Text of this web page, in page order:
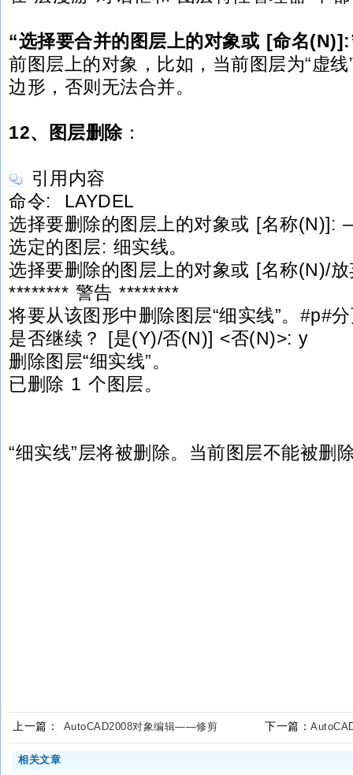
“选择要合并的图层上的对象或 [命名
前图层上的对象，比如，当前图层为“虚
边形，否则无法合并。
12、图层删除：
引用内容
命令: LAYDEL
选择要删除的图层上的对象或 [名称
选定的图层: 细实线。
选择要删除的图层上的对象或 [名称(N)/
******** 警告 ********
将要从该图形中删除图层“细实线”。#p#
是否继续？ [是(Y)/否(N)] <否(N)>: y
删除图层“细实线”。
已删除 1 个图层。
“细实线”层将被删除。当前图层不能被删
上一篇： AutoCAD2008对象编辑——修剪 下一篇：
相关文章